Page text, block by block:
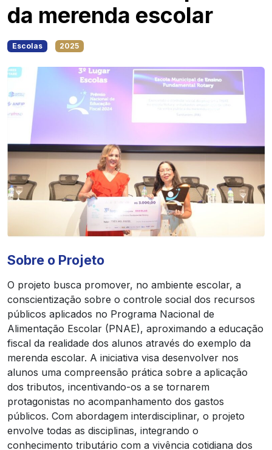
da merenda escolar
Escolas 2025
Sobre o Projeto
O projeto busca promover, no ambiente escolar, a
conscientização sobre o controle social dos recursos
públicos aplicados no Programa Nacional de
Alimentação Escolar (PNAE), aproximando a educação
fiscal da realidade dos alunos através do exemplo da
merenda escolar. A iniciativa visa desenvolver nos
alunos uma compreensão prática sobre a aplicação
dos tributos, incentivando-os a se tornarem
protagonistas no acompanhamento dos gastos
públicos. Com abordagem interdisciplinar, o projeto
envolve todas as disciplinas, integrando o
conhecimento tributário com a vivência cotidiana dos